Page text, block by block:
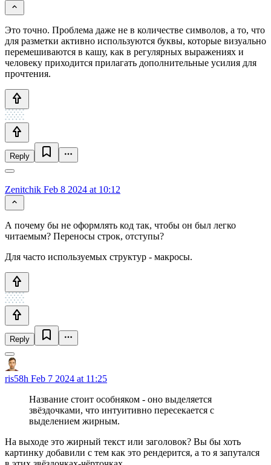
Это точно. Проблема даже не в количестве символов, а то, что
для разметки активно используются буквы, которые визуально
перемешиваются в кашу, как в регулярных выражениях и
человеку приходится прилагать дополнительные усилия для
прочтения.
Reply
Zenitchik Feb 8 2024 at 10:12
А почему бы не оформлять код так, чтобы он был легко
читаемым? Переносы строк, отступы?
Для часто используемых структур - макросы.
Reply
ris58h Feb 7 2024 at 11:25
Название стоит особняком - оно выделяется
звёздочками, что интуитивно пересекается с
выделением жирным.
На выходе это жирный текст или заголовок? Вы бы хоть
картинку добавили с тем как это рендерится, а то я запутался